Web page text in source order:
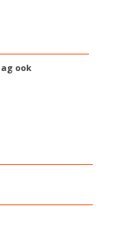
ook